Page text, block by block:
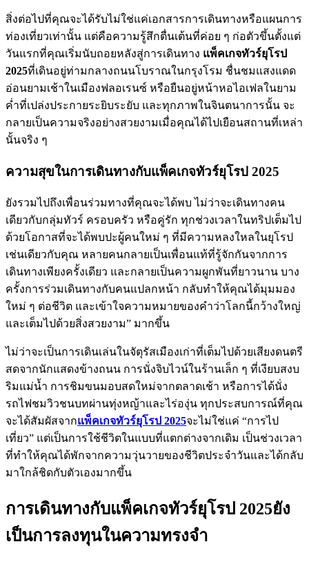
สิ่งต่อไปที่คุณจะได้รับไม่ใช่แค่เอกสารการเดินทางหรือแผนการ
ท่องเที่ยวเท่านั้น แต่คือความรู้สึกตื่นเต้นที่ค่อย ๆ ก่อตัวขึ้นตั้งแต่
วันแรกที่คุณเริ่มนับถอยหลังสู่การเดินทาง แพ็คเกจทัวร์ยุโรป
2025ที่เดินอยู่ท่ามกลางถนนโบราณในกรุงโรม ชื่นชมแสงแดด
อ่อนยามเช้าในเมืองฟลอเรนซ์ หรือยืนอยู่หน้าหอไอเฟลในยาม
ค่ำที่เปล่งประกายระยิบระยับ และทุกภาพในจินตนาการนั้น จะ
กลายเป็นความจริงอย่างสวยงามเมื่อคุณได้ไปเยือนสถานที่เหล่า
นั้นจริง ๆ
ความสุขในการเดินทางกับแพ็คเกจทัวร์ยุโรป 2025
ยังรวมไปถึงเพื่อนร่วมทางที่คุณจะได้พบ ไม่ว่าจะเดินทางคน
เดียวกับกลุ่มทัวร์ ครอบครัว หรือคู่รัก ทุกช่วงเวลาในทริปเต็มไป
ด้วยโอกาสที่จะได้พบปะผู้คนใหม่ ๆ ที่มีความหลงใหลในยุโรป
เช่นเดียวกับคุณ หลายคนกลายเป็นเพื่อนแท้ที่รู้จักกันจากการ
เดินทางเพียงครั้งเดียว และกลายเป็นความผูกพันที่ยาวนาน บาง
ครั้งการร่วมเดินทางกับคนแปลกหน้า กลับทำให้คุณได้มุมมอง
ใหม่ ๆ ต่อชีวิต และเข้าใจความหมายของคำว่าโลกนี้กว้างใหญ่
และเต็มไปด้วยสิ่งสวยงาม” มากขึ้น
ไม่ว่าจะเป็นการเดินเล่นในจัตุรัสเมืองเก่าที่เต็มไปด้วยเสียงดนตรี
สดจากนักแสดงข้างถนน การนั่งจิบไวน์ในร้านเล็ก ๆ ที่เงียบสงบ
ริมแม่น้ำ การชิมขนมอบสดใหม่จากตลาดเช้า หรือการได้นั่ง
รถไฟชมวิวชนบทผ่านทุ่งหญ้าและไร่องุ่น ทุกประสบการณ์ที่คุณ
จะได้สัมผัสจากแพ็คเกจทัวร์ยุโรป 2025จะไม่ใช่แค่ “การไป
เที่ยว” แต่เป็นการใช้ชีวิตในแบบที่แตกต่างจากเดิม เป็นช่วงเวลา
ที่ทำให้คุณได้พักจากความวุ่นวายของชีวิตประจำวันและได้กลับ
มาใกล้ชิดกับตัวเองมากขึ้น
การเดินทางกับแพ็คเกจทัวร์ยุโรป 2025ยัง
เป็นการลงทุนในความทรงจำ